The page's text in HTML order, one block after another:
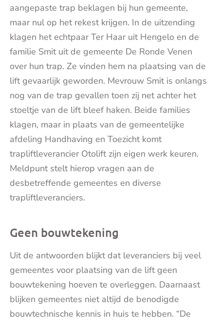
aangepaste trap beklagen bij hun gemeente,
maar nul op het rekest krijgen. In de uitzending
klagen het echtpaar Ter Haar uit Hengelo en de
familie Smit uit de gemeente De Ronde Venen
over hun trap. Ze vinden hem na plaatsing van de
lift gevaarlijk geworden. Mevrouw Smit is onlangs
nog van de trap gevallen toen zij net achter het
stoeltje van de lift bleef haken. Beide families
klagen, maar in plaats van de gemeentelijke
afdeling Handhaving en Toezicht komt
trapliftleverancier Otolift zijn eigen werk keuren.
Meldpunt stelt hierop vragen aan de
desbetreffende gemeentes en diverse
trapliftleveranciers.
Geen bouwtekening
Uit de antwoorden blijkt dat leveranciers bij veel
gemeentes voor plaatsing van de lift geen
bouwtekening hoeven te overleggen. Daarnaast
blijken gemeentes niet altijd de benodigde
bouwtechnische kennis in huis te hebben. “De